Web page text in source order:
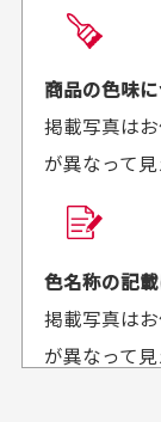
があればよ
セールかつ
も使えて、
入出来まし
セールかつ
商品の受
頂いてお
商品購入
か？
平日午前9
せて頂い
商品の色味
掲載写真は
が異なって見
色名称の記
掲載写真は
が異なって見